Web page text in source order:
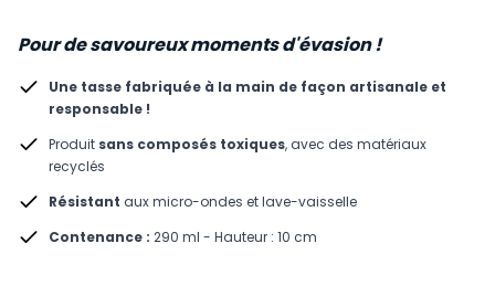
Pour de savoureux moments d'évasion !
Une tasse fabriquée à la main de façon artisanale et
responsable !
Produit sans composés toxiques, avec des matériaux
recyclés
Résistant aux micro-ondes et lave-vaisselle
Contenance : 290 ml - Hauteur : 10 cm